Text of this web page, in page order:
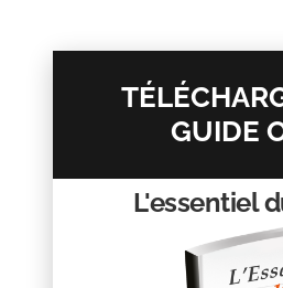
GUIDE
L'essentiel